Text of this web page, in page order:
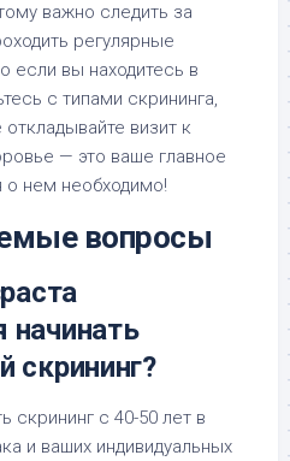
важно следить за
регулярные
если вы находитесь в
с типами скрининга,
визит к
— это ваше главное
о нем необходимо!
вопросы
начинать
скрининг?
скрининг с 40-50 лет в
и ваших индивидуальных